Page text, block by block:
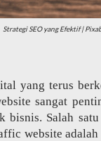
Strategi SEO yang Efektif |
yang terus
sangat
bisnis. Salah
website adalah